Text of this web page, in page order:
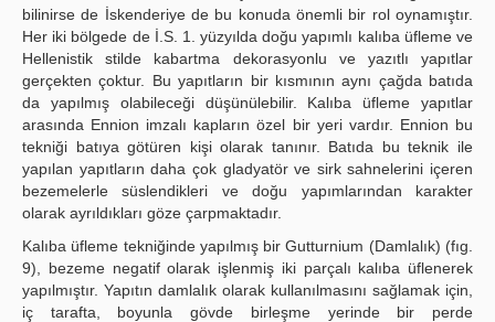
bilinirse de İskenderiye de bu konuda önemli bir rol oynamıştır.
Her iki bölgede de İ.S. 1. yüzyılda doğu yapımlı kalıba üfleme ve
Hellenistik stilde kabartma dekorasyonlu ve yazıtlı yapıtlar
gerçekten çoktur. Bu yapıtların bir kısmının aynı çağda batıda
da yapılmış olabileceği düşünülebilir. Kalıba üfleme yapıtlar
arasında Ennion imzalı kapların özel bir yeri vardır. Ennion bu
tekniği batıya götüren kişi olarak tanınır. Batıda bu teknik ile
yapılan yapıtların daha çok gladyatör ve sirk sahnelerini içeren
bezemelerle süslendikleri ve doğu yapımlarından karakter
olarak ayrıldıkları göze çarpmaktadır.
Kalıba üfleme tekniğinde yapılmış bir Gutturnium (Damlalık) (fıg.
9), bezeme negatif olarak işlenmiş iki parçalı kalıba üflenerek
yapılmıştır. Yapıtın damlalık olarak kullanılmasını sağlamak için,
iç tarafta, boyunla gövde birleşme yerinde bir perde